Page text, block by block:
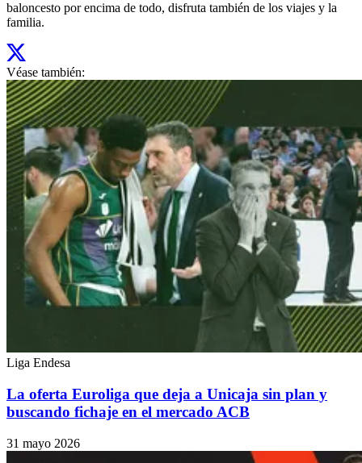
baloncesto por encima de todo, disfruta también de los viajes y la
familia.
Véase también:
Liga Endesa
La oferta Euroliga que deja a Unicaja sin plan y
buscando fichaje en el mercado ACB
31 mayo 2026